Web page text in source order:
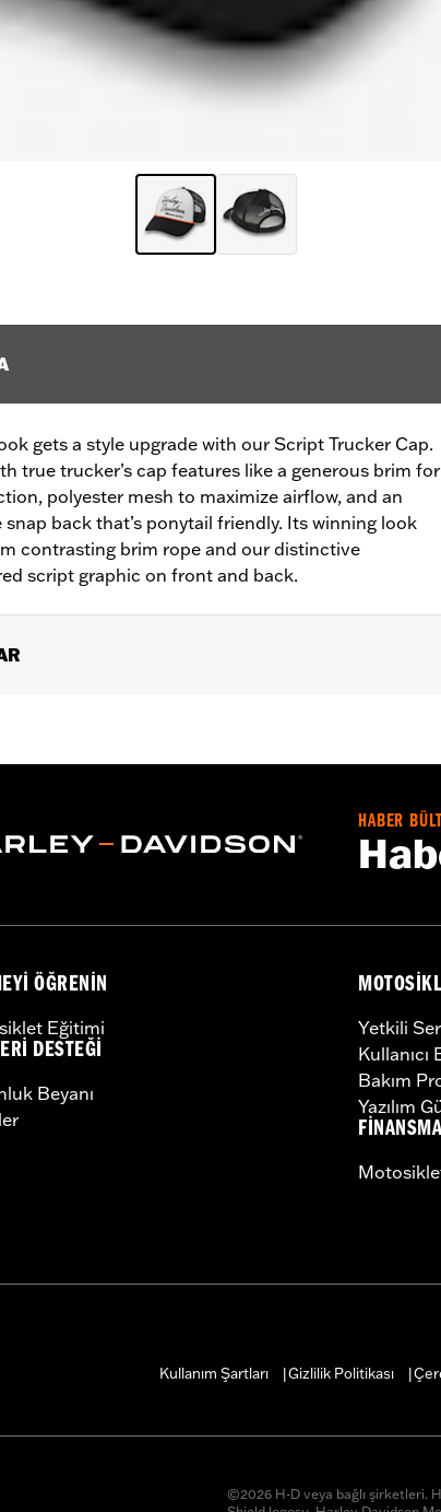
gets a style upgrade with our Script Trucker Cap.
true trucker’s cap features like a generous brim for
polyester mesh to maximize airflow, and an
snap back that’s ponytail friendly. Its winning look
contrasting brim rope and our distinctive
script graphic on front and back.
HABER
ÖĞRENIN
Eğitimi
DESTEĞI
Beyanı
Yetkili
Kullanıcı
Bakım
Yazılım
Kullanım Şartları
Gizlilik Politikası
©2026 H-D veya bağlı şirketleri.